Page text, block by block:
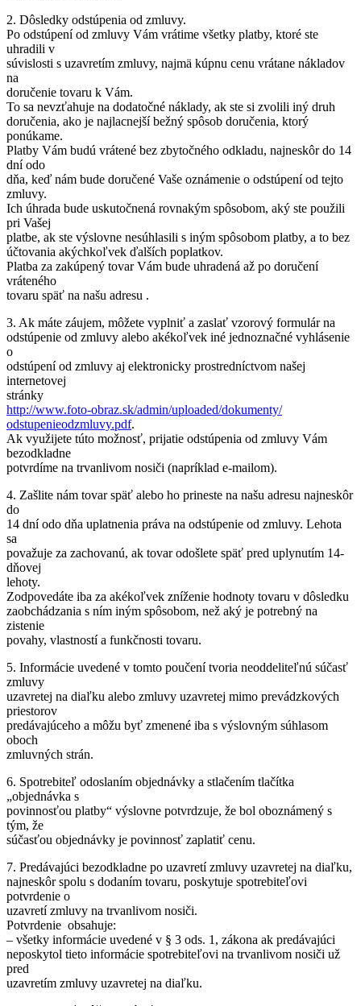
2. Dôsledky odstúpenia od zmluvy.
Po odstúpení od zmluvy Vám vrátime všetky platby, ktoré ste
uhradili v
súvislosti s uzavretím zmluvy, najmä kúpnu cenu vrátane nákladov
na
doručenie tovaru k Vám.
To sa nevzťahuje na dodatočné náklady, ak ste si zvolili iný druh
doručenia, ako je najlacnejší bežný spôsob doručenia, ktorý
ponúkame.
Platby Vám budú vrátené bez zbytočného odkladu, najneskôr do 14
dní odo
dňa, keď nám bude doručené Vaše oznámenie o odstúpení od tejto
zmluvy.
Ich úhrada bude uskutočnená rovnakým spôsobom, aký ste použili
pri Vašej
platbe, ak ste výslovne nesúhlasili s iným spôsobom platby, a to bez
účtovania akýchkoľvek ďalších poplatkov.
Platba za zakúpený tovar Vám bude uhradená až po doručení
vráteného
tovaru späť na našu adresu .
3. Ak máte záujem, môžete vyplniť a zaslať vzorový formulár na
odstúpenie od zmluvy alebo akékoľvek iné jednoznačné vyhlásenie
o
odstúpení od zmluvy aj elektronicky prostredníctvom našej
internetovej
stránky
http://www.foto-obraz.sk/admin/uploaded/dokumenty/
odstupenieodzmluvy.pdf.
Ak využijete túto možnosť, prijatie odstúpenia od zmluvy Vám
bezodkladne
potvrdíme na trvanlivom nosiči (napríklad e-mailom).
4. Zašlite nám tovar späť alebo ho prineste na našu adresu najneskôr
do
14 dní odo dňa uplatnenia práva na odstúpenie od zmluvy. Lehota
sa
považuje za zachovanú, ak tovar odošlete späť pred uplynutím 14-
dňovej
lehoty.
Zodpovedáte iba za akékoľvek zníženie hodnoty tovaru v dôsledku
zaobchádzania s ním iným spôsobom, než aký je potrebný na
zistenie
povahy, vlastností a funkčnosti tovaru.
5. Informácie uvedené v tomto poučení tvoria neoddeliteľnú súčasť
zmluvy
uzavretej na diaľku alebo zmluvy uzavretej mimo prevádzkových
priestorov
predávajúceho a môžu byť zmenené iba s výslovným súhlasom
oboch
zmluvných strán.
6. Spotrebiteľ odoslaním objednávky a stlačením tlačítka
„objednávka s
povinnosťou platby“ výslovne potvrdzuje, že bol oboznámený s
tým, že
súčasťou objednávky je povinnosť zaplatiť cenu.
7. Predávajúci bezodkladne po uzavretí zmluvy uzavretej na diaľku,
najneskôr spolu s dodaním tovaru, poskytuje spotrebiteľovi
potvrdenie o
uzavretí zmluvy na trvanlivom nosiči.
Potvrdenie obsahuje:
– všetky informácie uvedené v § 3 ods. 1, zákona ak predávajúci
neposkytol tieto informácie spotrebiteľovi na trvanlivom nosiči už
pred
uzavretím zmluvy uzavretej na diaľku.